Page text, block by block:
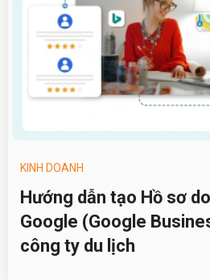
KINH DOANH
Hướng dẫn tạo Hồ sơ
Google (Google
công ty du lịch